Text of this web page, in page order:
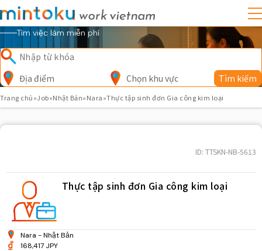
Tìm việc làm miễn phí
Địa điểm Chọn khu vực Tìm kiếm
Trang chủ»Job»Nhật Bản»Nara»Thực tập sinh đơn Gia công kim loại
ID: TTSKN-NB-5613
Thực tập sinh đơn Gia công kim loại
Nara
Nhật Bản
168,417 JPY